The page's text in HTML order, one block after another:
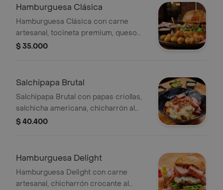
Hamburguesa Clásica
Hamburguesa Clásica con carne
artesanal, tocineta premium, queso
mozzarella, vegetales frescos, salsa
$ 35.000
Salchipapa Brutal
Salchipapa Brutal con papas criollas,
salchicha americana, chicharrón al
barril, pulled pork, tocineta, queso
$ 40.400
Hamburguesa Delight
Hamburguesa Delight con carne
artesanal, chicharrón crocante al